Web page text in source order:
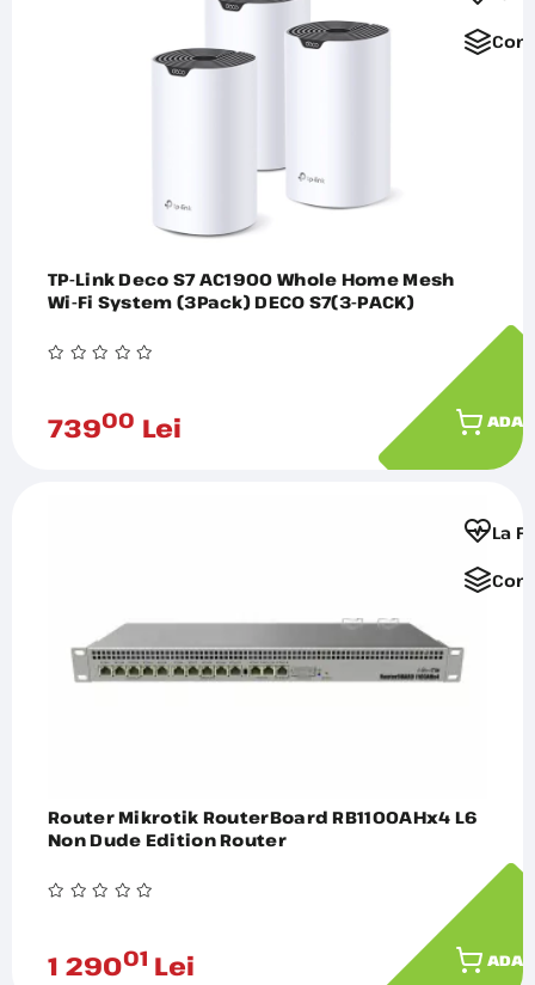
TP-Link Deco S7 AC1900 Whole Home Mesh
Wi-Fi System (3Pack) DECO S7(3-PACK)
73900 Lei
La
Router Mikrotik RouterBoard RB1100AHx4 L6
Non Dude Edition Router
1 29001 Lei